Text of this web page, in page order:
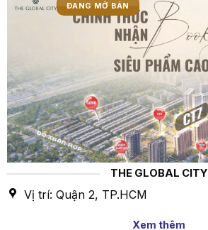
ĐANG MỞ BÁN
THE GLOBAL CITY
Vị trí: Quận 2, TP.HCM
Xem thêm